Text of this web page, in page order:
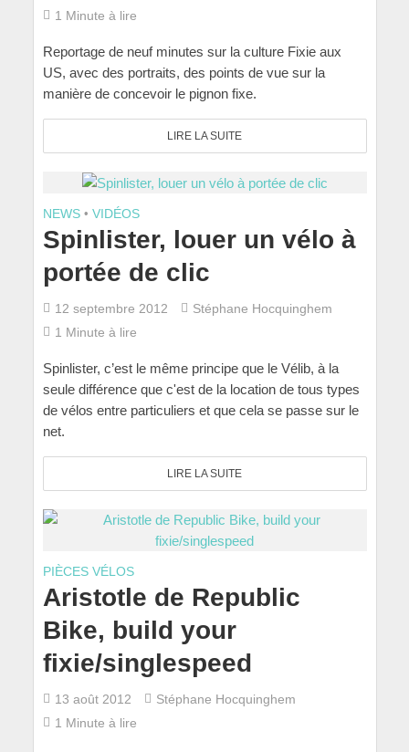
1 Minute à lire
Reportage de neuf minutes sur la culture Fixie aux
US, avec des portraits, des points de vue sur la
manière de concevoir le pignon fixe.
LIRE LA SUITE
NEWS • VIDÉOS
Spinlister, louer un vélo à
portée de clic
12 septembre 2012
Stéphane Hocquinghem
1 Minute à lire
Spinlister, c’est le même principe que le Vélib, à la
seule différence que c'est de la location de tous types
de vélos entre particuliers et que cela se passe sur le
net.
LIRE LA SUITE
PIÈCES VÉLOS
Aristotle de Republic
Bike, build your
fixie/singlespeed
13 août 2012
Stéphane Hocquinghem
1 Minute à lire